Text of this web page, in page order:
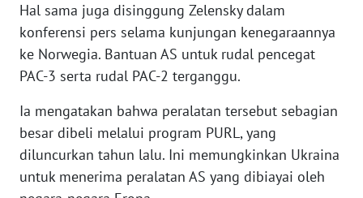
Hal sama juga disinggung Zelensky dalam
konferensi pers selama kunjungan kenegaraannya
ke Norwegia. Bantuan AS untuk rudal pencegat
PAC-3 serta rudal PAC-2 terganggu.
Ia mengatakan bahwa peralatan tersebut sebagian
besar dibeli melalui program PURL, yang
diluncurkan tahun lalu. Ini memungkinkan Ukraina
untuk menerima peralatan AS yang dibiayai oleh
WN
BARAT
WN
RIAU